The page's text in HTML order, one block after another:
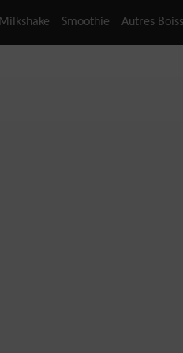
Milkshake Smoothie Autres